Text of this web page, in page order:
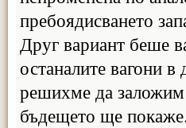
пребоядисването
Друг вариант беше
останалите вагони
решихме да
бъдещето ще